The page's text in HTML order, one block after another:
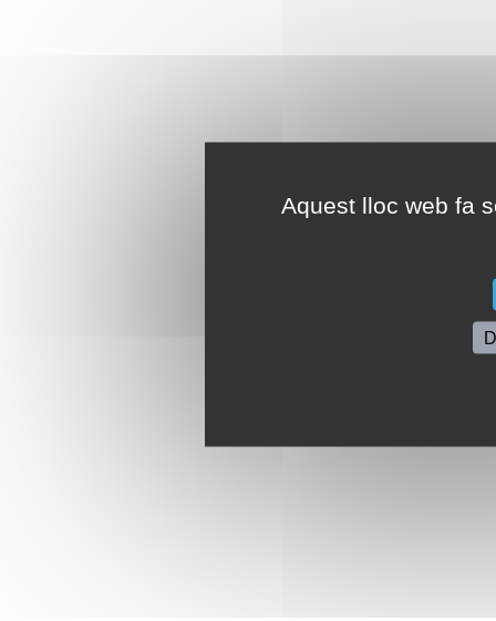
Aquest lloc web fa